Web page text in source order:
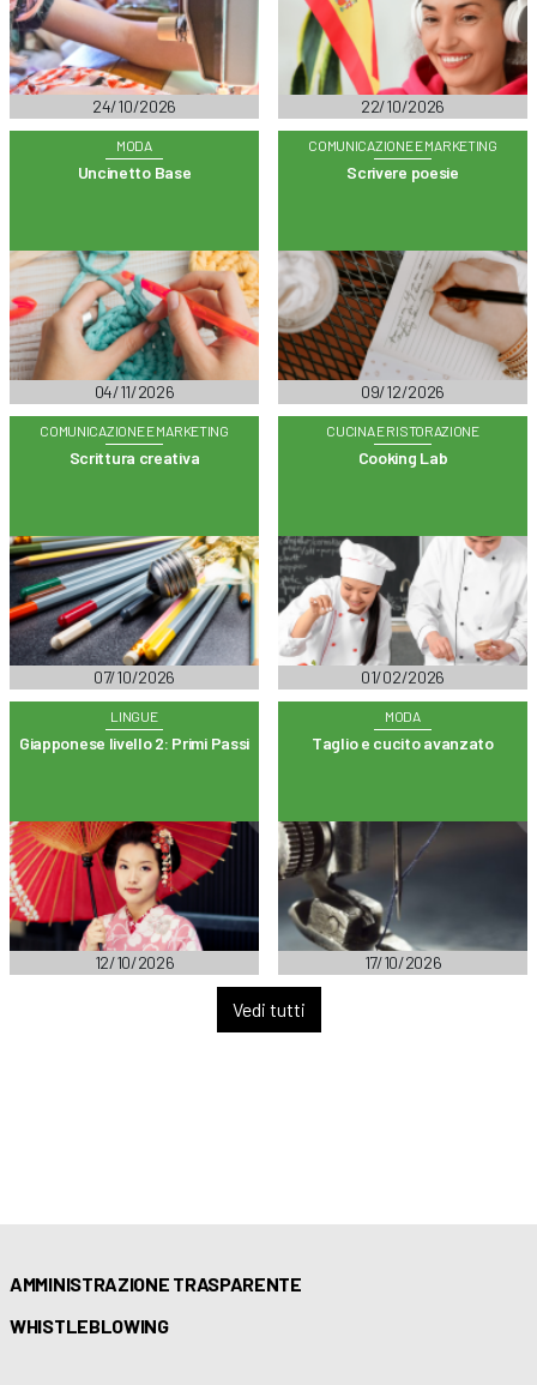
24/10/2026 22/10/2026
MODA
Uncinetto Base
04/11/2026
COMUNICAZIONE E MARKETING
Scrivere poesie
09/12/2026
COMUNICAZIONE E MARKETING
Scrittura creativa
07/10/2026
CUCINA E RISTORAZIONE
Cooking Lab
01/02/2026
LINGUE
Giapponese livello 2: Primi Passi
12/10/2026
MODA
Taglio e cucito avanzato
17/10/2026
Vedi tutti
AMMINISTRAZIONE TRASPARENTE
WHISTLEBLOWING